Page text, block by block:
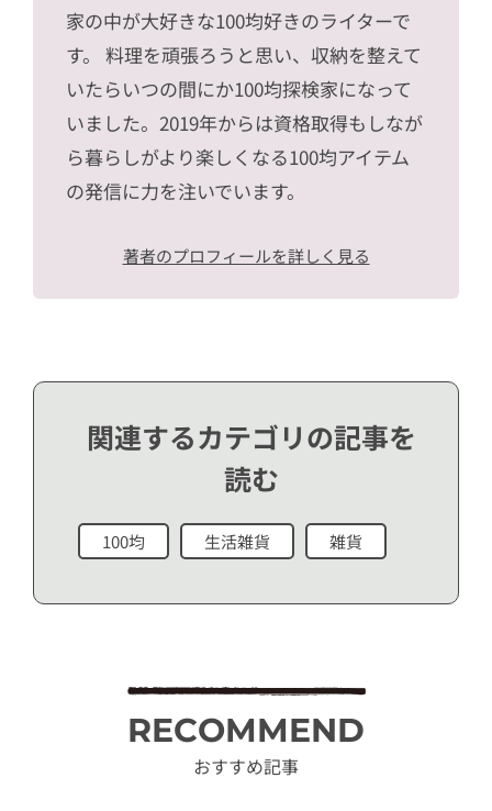
家の中が大好きな100均好きのライターで
す。 料理を頑張ろうと思い、収納を整えて
いたらいつの間にか100均探検家になって
いました。2019年からは資格取得もしなが
ら暮らしがより楽しくなる100均アイテム
の発信に力を注いでいます。
著者のプロフィールを詳しく見る
関連するカテゴリの記事を
読む
100均 生活雑貨 雑貨
RECOMMEND
おすすめ記事